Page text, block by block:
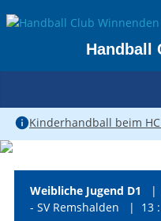
Handball
Kinderhandball beim
Weibliche Jugend D1
|
- SV Remshalden | 13